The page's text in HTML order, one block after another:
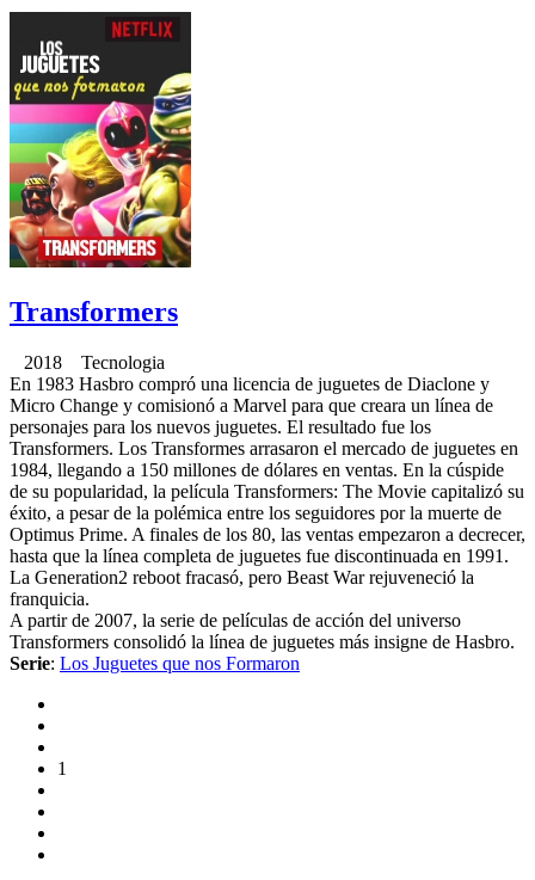
Transformers
2018 Tecnologia
En 1983 Hasbro compró una licencia de juguetes de Diaclone y
Micro Change y comisionó a Marvel para que creara un línea de
personajes para los nuevos juguetes. El resultado fue los
Transformers. Los Transformes arrasaron el mercado de juguetes en
1984, llegando a 150 millones de dólares en ventas. En la cúspide
de su popularidad, la película Transformers: The Movie capitalizó su
éxito, a pesar de la polémica entre los seguidores por la muerte de
Optimus Prime. A finales de los 80, las ventas empezaron a decrecer,
hasta que la línea completa de juguetes fue discontinuada en 1991.
La Generation2 reboot fracasó, pero Beast War rejuveneció la
franquicia.
A partir de 2007, la serie de películas de acción del universo
Transformers consolidó la línea de juguetes más insigne de Hasbro.
Serie: Los Juguetes que nos Formaron
1